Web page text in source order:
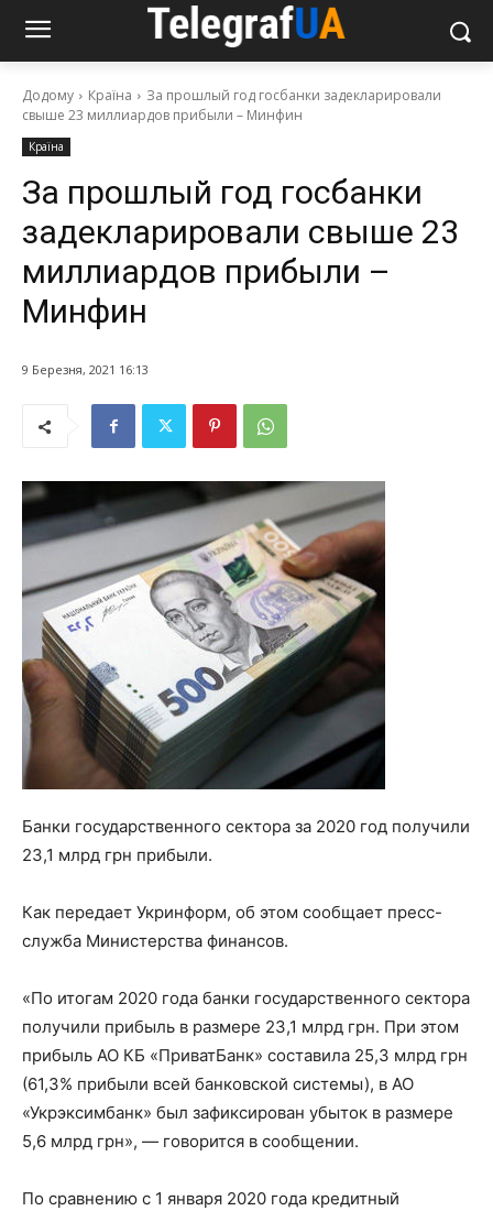
Додому Країна
За прошлый год госбанки задекларировали
свыше 23 миллиардов прибыли – Минфин
Країна
За прошлый год госбанки
задекларировали свыше 23
миллиардов прибыли –
Минфин
9 Березня, 2021 16:13
Банки государственного сектора за 2020 год получили
23,1 млрд грн прибыли.
Как передает Укринформ, об этом сообщает пресс-
служба Министерства финансов.
«По итогам 2020 года банки государственного сектора
получили прибыль в размере 23,1 млрд грн. При этом
прибыль АО КБ «ПриватБанк» составила 25,3 млрд грн
(61,3% прибыли всей банковской системы), в АО
«Укрэксимбанк» был зафиксирован убыток в размере
5,6 млрд грн», — говорится в сообщении.
По сравнению с 1 января 2020 года кредитный